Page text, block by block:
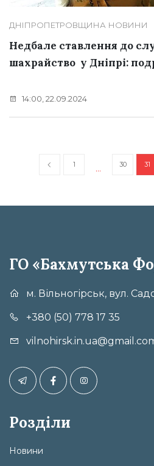
ДНІПРОПЕТРОВЩИНА НОВИНИ
Недбале ставлення до
шахрайство у Дніпрі:
14:00, 22.09.2024
1 … 30 31
ГО «Бахмутська
м. Вільногірськ, вул.
+380 (50) 778 17 35
Розділи
Новини